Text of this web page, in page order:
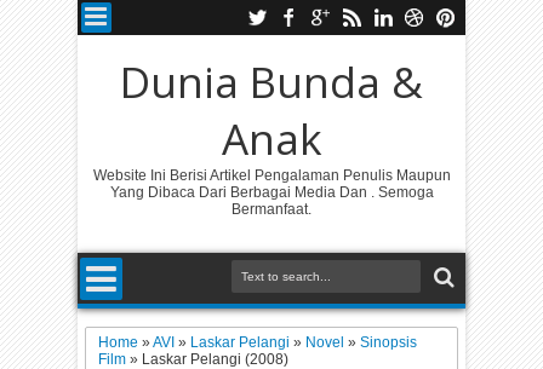
Dunia Bunda &
Anak
Website Ini Berisi Artikel Pengalaman Penulis Maupun
Yang Dibaca Dari Berbagai Media Dan . Semoga
Bermanfaat.
Home»AVI» Laskar Pelangi» Novel»Sinopsis
Film» Laskar Pelangi (2008)